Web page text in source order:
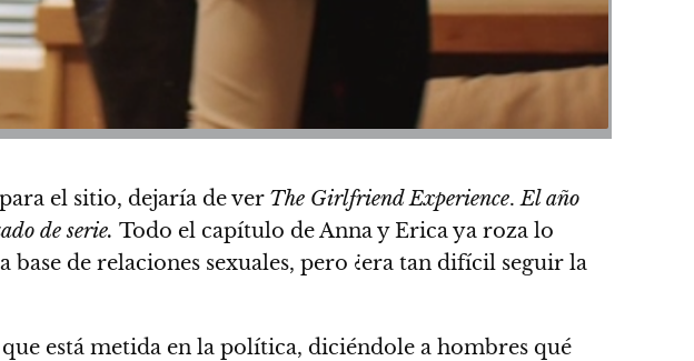
el sitio, dejaría de ver The Girlfriend Experience.El año
de serie. Todo el capítulo de Anna y Erica ya roza lo
de relaciones sexuales, pero ¿era tan difícil seguir la
está metida en la política, diciéndole a hombres qué